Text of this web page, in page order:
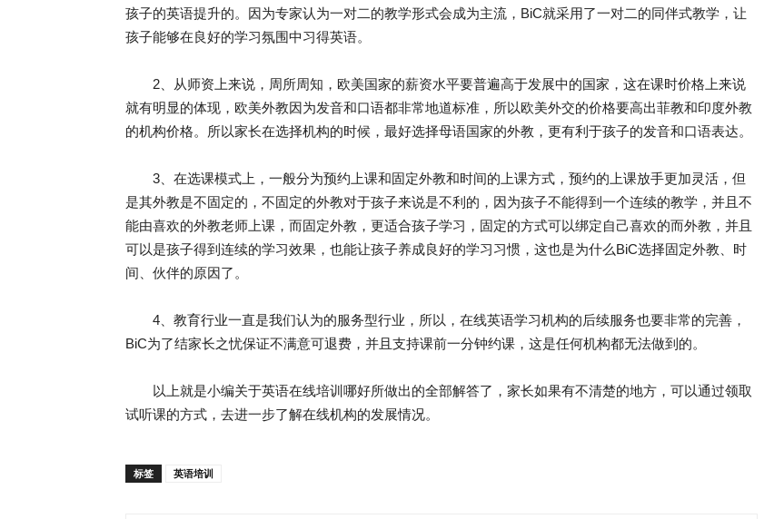
孩子的英语提升的。因为专家认为一对二的教学形式会成为主流，BiC就采用了一对二的同伴式教学，让
孩子能够在良好的学习氛围中习得英语。
2、从师资上来说，周所周知，欧美国家的薪资水平要普遍高于发展中的国家，这在课时价格上来说
就有明显的体现，欧美外教因为发音和口语都非常地道标准，所以欧美外交的价格要高出菲教和印度外教
的机构价格。所以家长在选择机构的时候，最好选择母语国家的外教，更有利于孩子的发音和口语表达。
3、在选课模式上，一般分为预约上课和固定外教和时间的上课方式，预约的上课放手更加灵活，但
是其外教是不固定的，不固定的外教对于孩子来说是不利的，因为孩子不能得到一个连续的教学，并且不
能由喜欢的外教老师上课，而固定外教，更适合孩子学习，固定的方式可以绑定自己喜欢的而外教，并且
可以是孩子得到连续的学习效果，也能让孩子养成良好的学习习惯，这也是为什么BiC选择固定外教、时
间、伙伴的原因了。
4、教育行业一直是我们认为的服务型行业，所以，在线英语学习机构的后续服务也要非常的完善，
BiC为了结家长之忧保证不满意可退费，并且支持课前一分钟约课，这是任何机构都无法做到的。
以上就是小编关于英语在线培训哪好所做出的全部解答了，家长如果有不清楚的地方，可以通过领取
试听课的方式，去进一步了解在线机构的发展情况。
标签 英语培训